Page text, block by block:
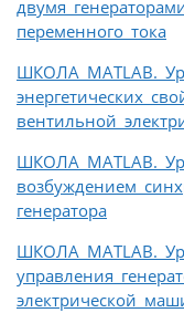
двумя
переменного тока
ШКОЛА MATLAB.
энергетических
вентильной
ШКОЛА MATLAB.
возбуждением
генератора
ШКОЛА MATLAB.
управления
электрической